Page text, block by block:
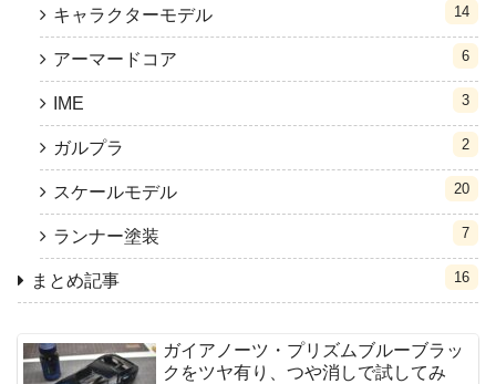
キャラクターモデル 14
アーマードコア 6
IME 3
ガルプラ 2
スケールモデル 20
ランナー塗装 7
まとめ記事 16
ガイアノーツ・プリズムブルーブラッ
クをツヤ有り、つや消しで試してみ